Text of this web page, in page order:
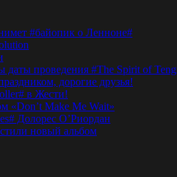
#байопик о Ленноне#
даты проведения #The Spirit of
дорогие друзья!
в Жести!
«Don’t Make Me Wait»
Долорес O’Риордан
новый альбом